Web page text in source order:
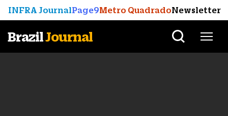
INFRA JournalPage9Metro QuadradoNewsletter
BrazilJournal